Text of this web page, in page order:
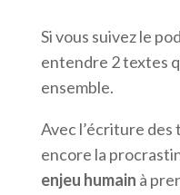
Si vous suivez le
entendre 2 textes
ensemble.
Avec l’écriture des
encore la
enjeu humain à